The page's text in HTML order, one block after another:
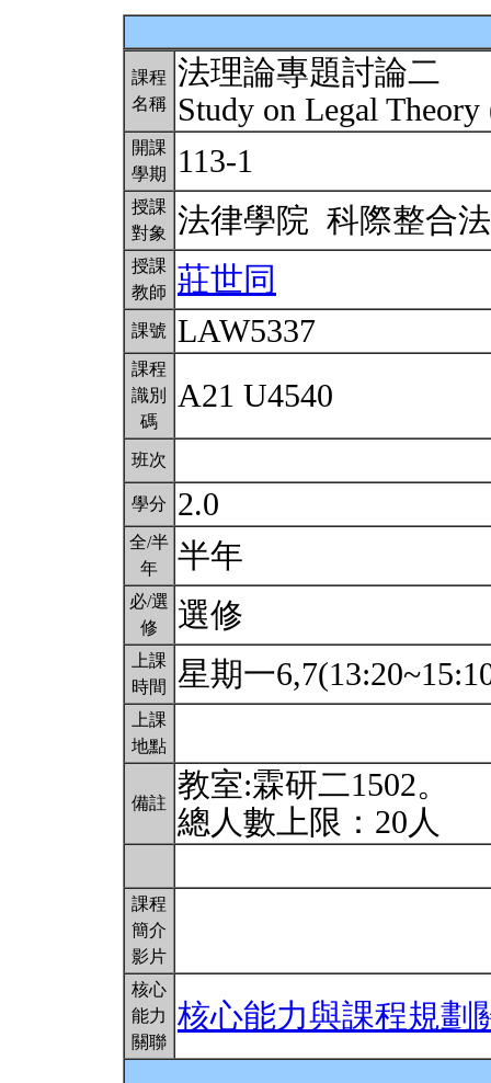
課程
名稱
法理論專題討論二
Study on Legal
開課
學期
113-1
授課
對象
法律學院 科際整合
授課
教師
莊世同
課號 LAW5337
課程
識別
碼
A21 U4540
班次
學分 2.0
全/半
年
半年
必/選
修
選修
上課
時間
星期一
上課
地點
備註
教室:霖研二1502。
總人數上限：20人
課程
簡介
影片
核心
能力
關聯
核心能力與課程規劃